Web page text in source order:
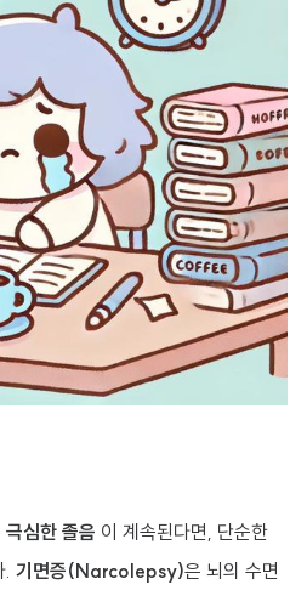
극심한 졸음 이 계속된다면, 단순한
. 기면증(Narcolepsy)은 뇌의 수면